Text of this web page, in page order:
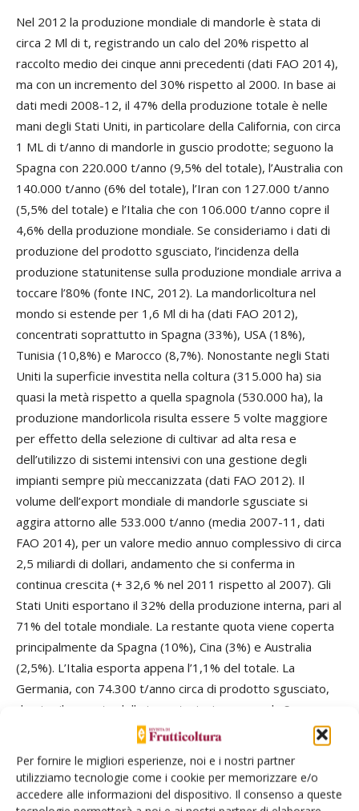
Per fornire le migliori esperienze, noi e i nostri partner
utilizziamo tecnologie come i cookie per memorizzare e/o
accedere alle informazioni del dispositivo. Il consenso a queste
Nel 2012 la produzione mondiale di mandorle è stata di
circa 2 Ml di t, registrando un calo del 20% rispetto al
raccolto medio dei cinque anni precedenti (dati FAO 2014),
ma con un incremento del 30% rispetto al 2000. In base ai
dati medi 2008-12, il 47% della produzione totale è nelle
mani degli Stati Uniti, in particolare della California, con circa
1 ML di t/anno di mandorle in guscio prodotte; seguono la
Spagna con 220.000 t/anno (9,5% del totale), l’Australia con
140.000 t/anno (6% del totale), l’Iran con 127.000 t/anno
(5,5% del totale) e l’Italia che con 106.000 t/anno copre il
4,6% della produzione mondiale. Se consideriamo i dati di
produzione del prodotto sgusciato, l’incidenza della
produzione statunitense sulla produzione mondiale arriva a
toccare l’80% (fonte INC, 2012). La mandorlicoltura nel
mondo si estende per 1,6 Ml di ha (dati FAO 2012),
concentrati soprattutto in Spagna (33%), USA (18%),
Tunisia (10,8%) e Marocco (8,7%). Nonostante negli Stati
Uniti la superficie investita nella coltura (315.000 ha) sia
quasi la metà rispetto a quella spagnola (530.000 ha), la
produzione mandorlicola risulta essere 5 volte maggiore
per effetto della selezione di cultivar ad alta resa e
dell’utilizzo di sistemi intensivi con una gestione degli
impianti sempre più meccanizzata (dati FAO 2012). Il
volume dell’export mondiale di mandorle sgusciate si
aggira attorno alle 533.000 t/anno (media 2007-11, dati
FAO 2014), per un valore medio annuo complessivo di circa
2,5 miliardi di dollari, andamento che si conferma in
continua crescita (+ 32,6 % nel 2011 rispetto al 2007). Gli
Stati Uniti esportano il 32% della produzione interna, pari al
71% del totale mondiale. La restante quota viene coperta
principalmente da Spagna (10%), Cina (3%) e Australia
(2,5%). L’Italia esporta appena l’1,1% del totale. La
Germania, con 74.300 t/anno circa di prodotto sgusciato,
domina il mercato delle importazioni; seguono la Spagna,
che non riuscendo a coprire il fabbisogno interno importa
all’anno mediamente 64.000 t di mandorle, la Cina (38.500
t/anno), l’Italia (28.500 t/anno) (Fig. 4), la Francia (28.500
t/anno) e gli Emirati Arabi Uniti (28.500 t/anno). Il deficit